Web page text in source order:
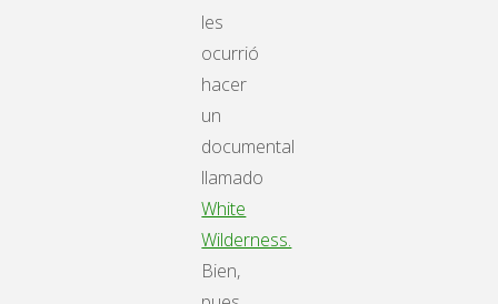
les
ocurrió
hacer
un
documental
llamado
White
Wilderness.
Bien,